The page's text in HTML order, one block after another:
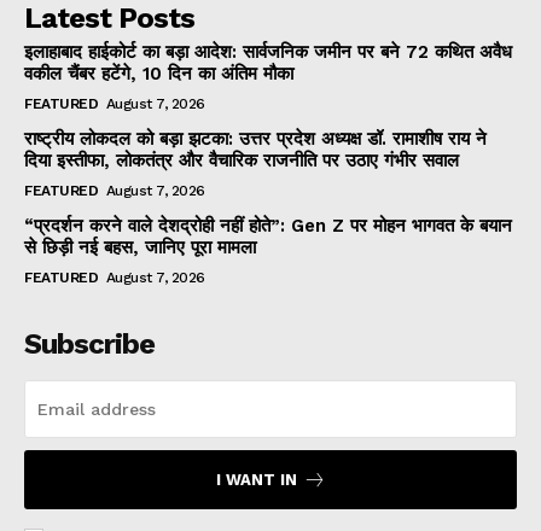
Latest Posts
इलाहाबाद हाईकोर्ट का बड़ा आदेश: सार्वजनिक जमीन पर बने 72 कथित अवैध
वकील चैंबर हटेंगे, 10 दिन का अंतिम मौका
FEATURED August 7, 2026
राष्ट्रीय लोकदल को बड़ा झटका: उत्तर प्रदेश अध्यक्ष डॉ. रामाशीष राय ने
दिया इस्तीफा, लोकतंत्र और वैचारिक राजनीति पर उठाए गंभीर सवाल
FEATURED August 7, 2026
“प्रदर्शन करने वाले देशद्रोही नहीं होते”: Gen Z पर मोहन भागवत के बयान
से छिड़ी नई बहस, जानिए पूरा मामला
FEATURED August 7, 2026
Subscribe
I WANT IN